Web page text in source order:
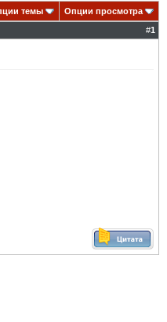
темы
Опции просмотра
#1